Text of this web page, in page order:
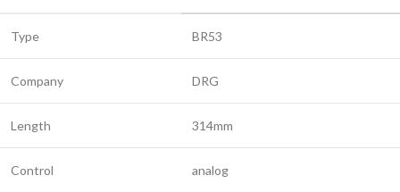
Type BR53
Company DRG
Length 314mm
Control analog